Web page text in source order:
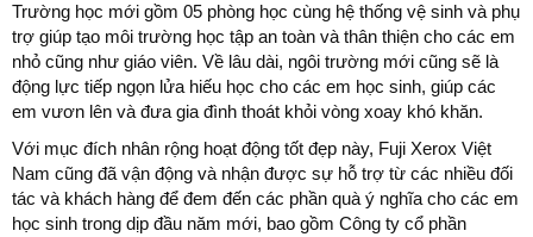
Trường học mới gồm 05 phòng học cùng hệ thống vệ sinh và phụ
trợ giúp tạo môi trường học tập an toàn và thân thiện cho các em
nhỏ cũng như giáo viên. Về lâu dài, ngôi trường mới cũng sẽ là
động lực tiếp ngọn lửa hiếu học cho các em học sinh, giúp các
em vươn lên và đưa gia đình thoát khỏi vòng xoay khó khăn.
Với mục đích nhân rộng hoạt động tốt đẹp này, Fuji Xerox Việt
Nam cũng đã vận động và nhận được sự hỗ trợ từ các nhiều đối
tác và khách hàng để đem đến các phần quà ý nghĩa cho các em
học sinh trong dịp đầu năm mới, bao gồm Công ty cổ phần